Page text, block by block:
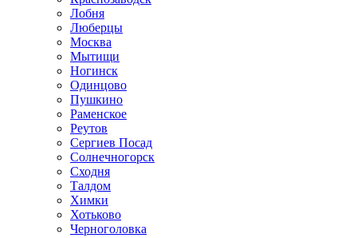
Лобня
Люберцы
Москва
Мытищи
Ногинск
Одинцово
Пушкино
Раменское
Реутов
Сергиев Посад
Солнечногорск
Сходня
Талдом
Химки
Хотьково
Черноголовка